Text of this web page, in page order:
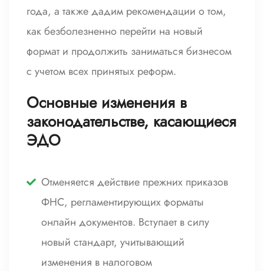
года, а также дадим рекомендации о том,
как безболезненно перейти на новый
формат и продолжить заниматься бизнесом
с учетом всех принятых реформ.
Основные изменения в
законодательстве, касающиеся
ЭДО
Отменяется действие прежних приказов
ФНС, регламентирующих форматы
онлайн документов. Вступает в силу
новый стандарт, учитывающий
изменения в налоговом